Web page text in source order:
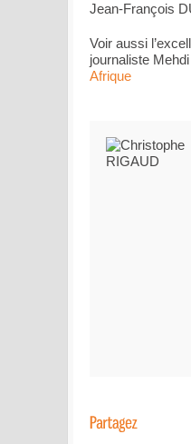
Jean-François
Voir aussi
journaliste
Afrique